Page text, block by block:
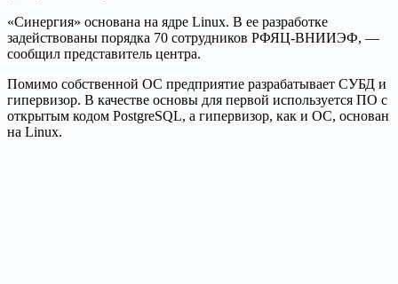
«Синергия» основана на ядре Linux. В ее разработке
задействованы порядка 70 сотрудников РФЯЦ-ВНИИЭФ, —
сообщил представитель центра.
Помимо собственной ОС предприятие разрабатывает СУБД и
гипервизор. В качестве основы для первой используется ПО с
открытым кодом PostgreSQL, а гипервизор, как и ОС, основан
на Linux.